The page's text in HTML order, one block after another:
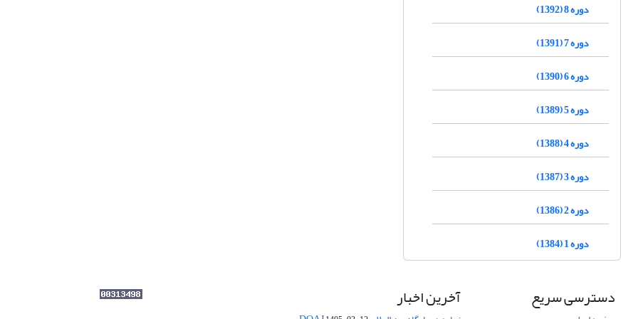
دوره 8 (1392)
دوره 7 (1391)
دوره 6 (1390)
دوره 5 (1389)
دوره 4 (1388)
دوره 3 (1387)
دوره 2 (1386)
دوره 1 (1384)
دسترسی سریع آخرین اخبار